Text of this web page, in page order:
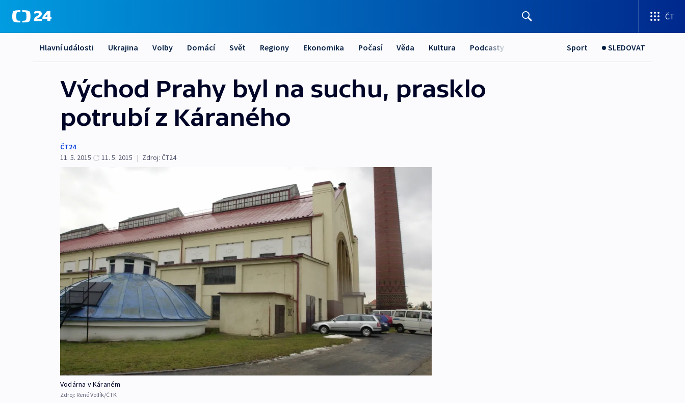
ČT
Hlavní události Ukrajina Volby Domácí Svět Regiony Ekonomika Počasí Věda Kultura Podcasty Sport SLEDOVAT
Východ Prahy byl na suchu, prasklo
potrubí z Káraného
ČT24
11. 5. 2015
11. 5. 2015 | Zdroj: ČT24
Vodárna v Káraném
Zdroj: René Volfík/ČTK